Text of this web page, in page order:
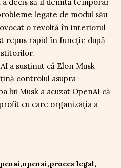
legate de modul său
o revoltă în interiorul
repus rapid în funcție după
a susținut că Elon Musk
controlul asupra
lui Musk a acuzat OpenAI că
cu care organizația a
openai proces legal